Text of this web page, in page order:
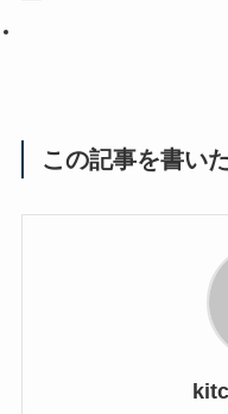
この記事を書い